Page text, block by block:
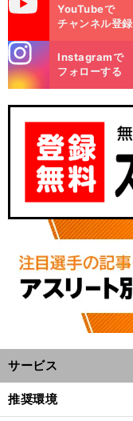
」
。
、
YouTubeで
チャンネル登録
m
Instagramで
フォローする
サービス
推奨環境